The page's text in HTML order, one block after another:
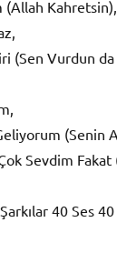
(Allah Kahretsin),
(Sen Vurdun
(Senin
Sevdim Fakat
40 Ses 40